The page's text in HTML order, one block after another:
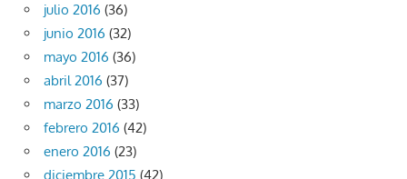
julio 2016 (36)
junio 2016 (32)
mayo 2016 (36)
abril 2016 (37)
marzo 2016 (33)
febrero 2016 (42)
enero 2016 (23)
diciembre 2015 (42)